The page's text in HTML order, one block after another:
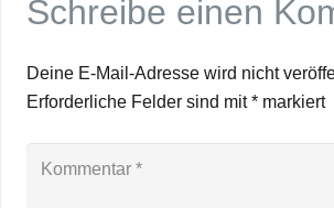
Schreibe einen
Deine E-Mail-Adresse wird nicht
Erforderliche Felder sind mit* markiert